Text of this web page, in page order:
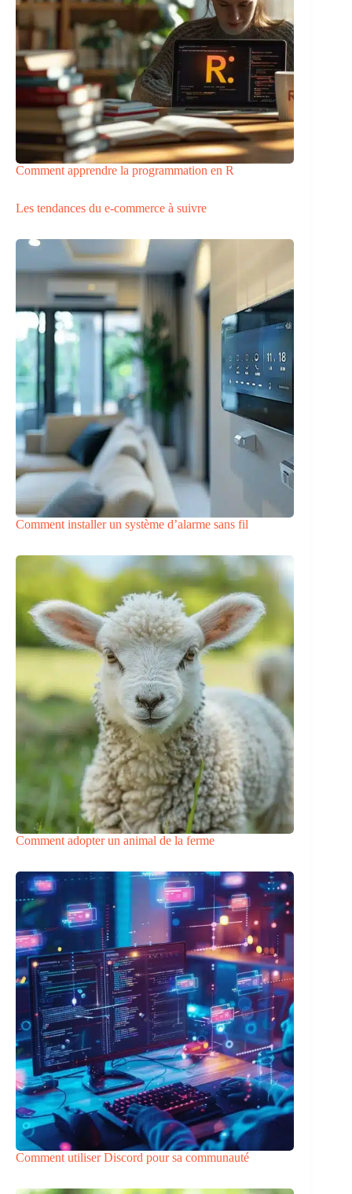
Comment apprendre la programmation en R
Les tendances du e-commerce à suivre
Comment installer un système d’alarme sans fil
Comment adopter un animal de la ferme
Comment utiliser Discord pour sa communauté